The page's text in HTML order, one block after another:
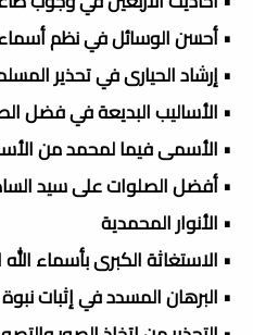
• أحسن الوسائل في نظم أسماء
• إرشاد الحيارى في تحذير
• الأساليب البديعة في فضل
• الأسمى فيما لمحمد من
• أفضل الصلوات على سيد
• الأنوار المحمدية
• الاستغاثة الكبرى بأسماء
• البرهان المسدد في إثبات